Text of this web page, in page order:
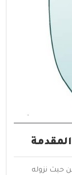
حيث نزوله